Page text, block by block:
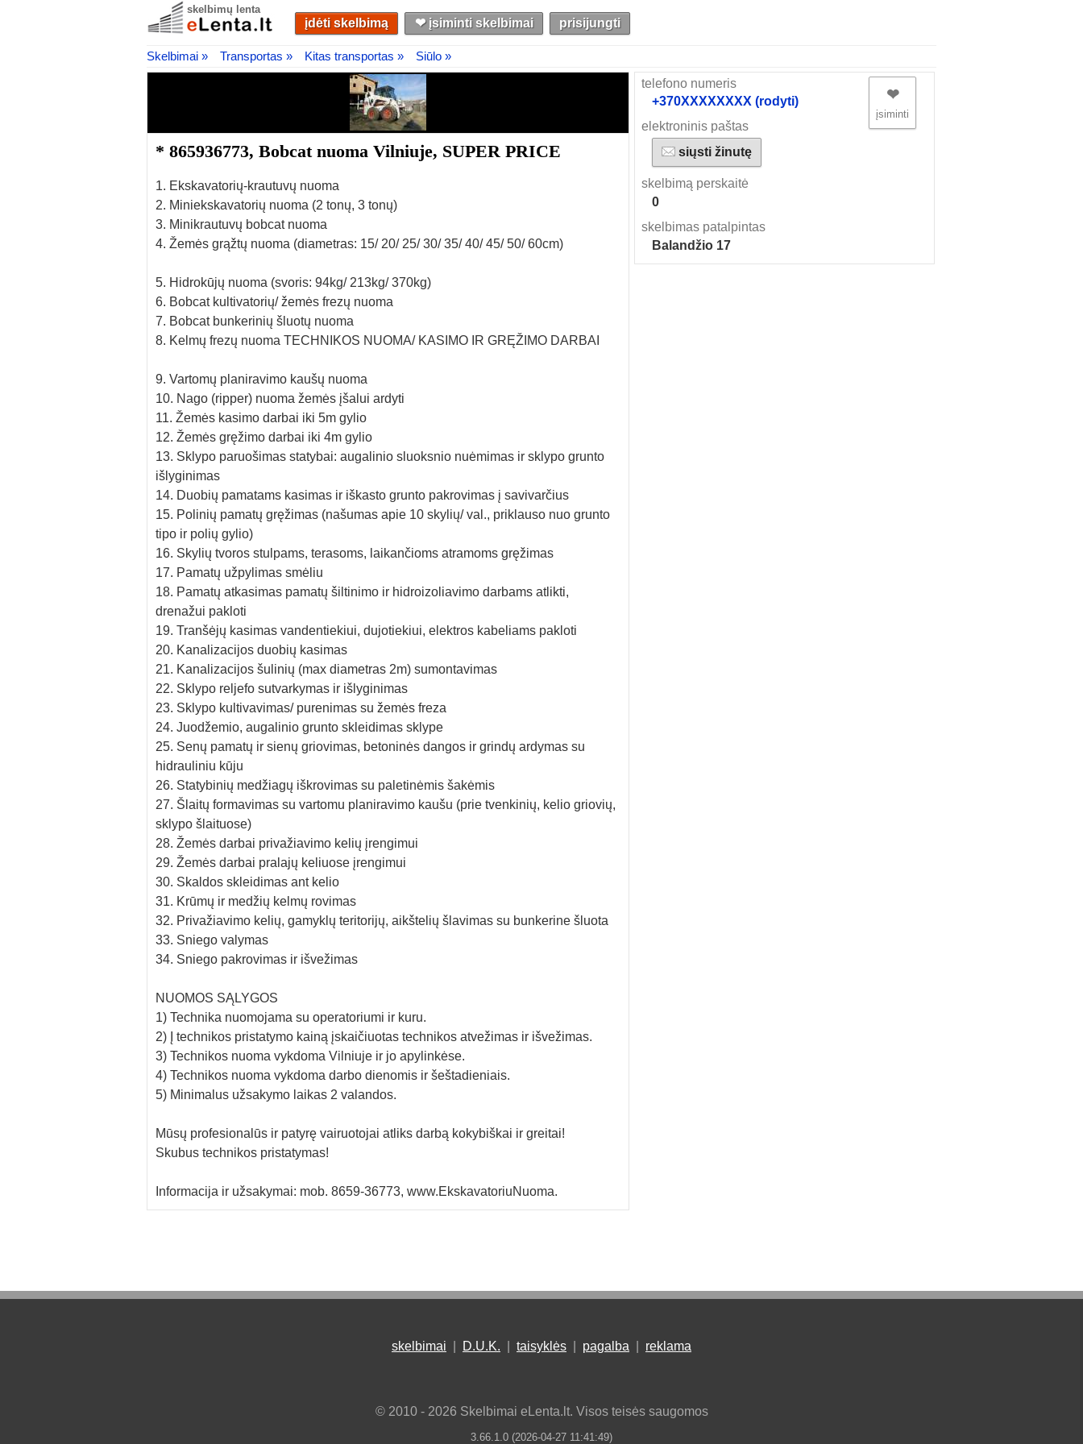
skelbimų lenta
įdėti skelbimą ❤︎ įsiminti skelbimai prisijungti
Skelbimai » Transportas » Kitas transportas » Siūlo »
* 865936773, Bobcat nuoma Vilniuje, SUPER PRICE
1. Ekskavatorių-krautuvų nuoma
2. Miniekskavatorių nuoma (2 tonų, 3 tonų)
3. Minikrautuvų bobcat nuoma
4. Žemės grąžtų nuoma (diametras: 15/ 20/ 25/ 30/ 35/ 40/ 45/ 50/ 60cm)
5. Hidrokūjų nuoma (svoris: 94kg/ 213kg/ 370kg)
6. Bobcat kultivatorių/ žemės frezų nuoma
7. Bobcat bunkerinių šluotų nuoma
8. Kelmų frezų nuoma TECHNIKOS NUOMA/ KASIMO IR GRĘŽIMO DARBAI
9. Vartomų planiravimo kaušų nuoma
10. Nago (ripper) nuoma žemės įšalui ardyti
11. Žemės kasimo darbai iki 5m gylio
12. Žemės gręžimo darbai iki 4m gylio
13. Sklypo paruošimas statybai: augalinio sluoksnio nuėmimas ir sklypo grunto
išlyginimas
14. Duobių pamatams kasimas ir iškasto grunto pakrovimas į savivarčius
15. Polinių pamatų gręžimas (našumas apie 10 skylių/ val., priklauso nuo grunto
tipo ir polių gylio)
16. Skylių tvoros stulpams, terasoms, laikančioms atramoms gręžimas
17. Pamatų užpylimas smėliu
18. Pamatų atkasimas pamatų šiltinimo ir hidroizoliavimo darbams atlikti,
drenažui pakloti
19. Tranšėjų kasimas vandentiekiui, dujotiekiui, elektros kabeliams pakloti
20. Kanalizacijos duobių kasimas
21. Kanalizacijos šulinių (max diametras 2m) sumontavimas
22. Sklypo reljefo sutvarkymas ir išlyginimas
23. Sklypo kultivavimas/ purenimas su žemės freza
24. Juodžemio, augalinio grunto skleidimas sklype
25. Senų pamatų ir sienų griovimas, betoninės dangos ir grindų ardymas su
hidrauliniu kūju
26. Statybinių medžiagų iškrovimas su paletinėmis šakėmis
27. Šlaitų formavimas su vartomu planiravimo kaušu (prie tvenkinių, kelio griovių,
sklypo šlaituose)
28. Žemės darbai privažiavimo kelių įrengimui
29. Žemės darbai pralajų keliuose įrengimui
30. Skaldos skleidimas ant kelio
31. Krūmų ir medžių kelmų rovimas
32. Privažiavimo kelių, gamyklų teritorijų, aikštelių šlavimas su bunkerine šluota
33. Sniego valymas
34. Sniego pakrovimas ir išvežimas
NUOMOS SĄLYGOS
1) Technika nuomojama su operatoriumi ir kuru.
2) Į technikos pristatymo kainą įskaičiuotas technikos atvežimas ir išvežimas.
3) Technikos nuoma vykdoma Vilniuje ir jo apylinkėse.
4) Technikos nuoma vykdoma darbo dienomis ir šeštadieniais.
5) Minimalus užsakymo laikas 2 valandos.
Mūsų profesionalūs ir patyrę vairuotojai atliks darbą kokybiškai ir greitai!
Skubus technikos pristatymas!
Informacija ir užsakymai: mob. 8659-36773, www.EkskavatoriuNuoma.
telefono numeris
+370XXXXXXXX (rodyti)
elektroninis paštas
siųsti žinutę
skelbimą perskaitė
0
skelbimas patalpintas
Balandžio 17
❤︎
įsiminti
skelbimai D.U.K. taisyklės pagalba reklama
© 2010 - 2026 Skelbimai eLenta.lt. Visos teisės saugomos
3.66.1.0 (2026-04-27 11:41:49)